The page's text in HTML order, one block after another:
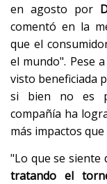
en agosto por
comentó en la
que el
el mundo". Pese
visto beneficiada
si bien no es
compañía ha
más impactos
"Lo que se siente
tratando el